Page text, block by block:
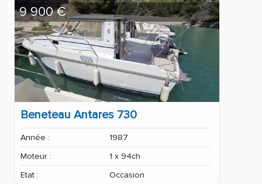
Beneteau Antares 730
Année :
1987
Moteur :
1 x 94ch
Etat :
Occasion
9 900 €